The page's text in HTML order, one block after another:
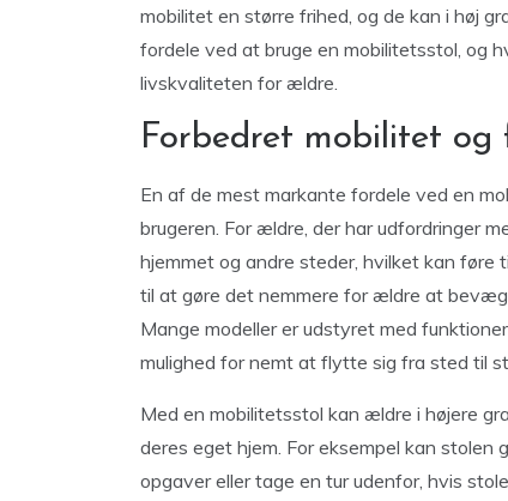
mobilitet en større frihed, og de kan i høj
fordele ved at bruge en mobilitetsstol, og
livskvaliteten for ældre.
Forbedret mobilitet og
En af de mest markante fordele ved en
brugeren. For ældre, der har udfordringer
hjemmet og andre steder, hvilket kan
til at gøre det nemmere for ældre at
Mange modeller er udstyret med
mulighed for nemt at flytte sig fra sted til
Med en mobilitetsstol kan ældre i højere
deres eget hjem. For eksempel kan
opgaver eller tage en tur udenfor, hvis